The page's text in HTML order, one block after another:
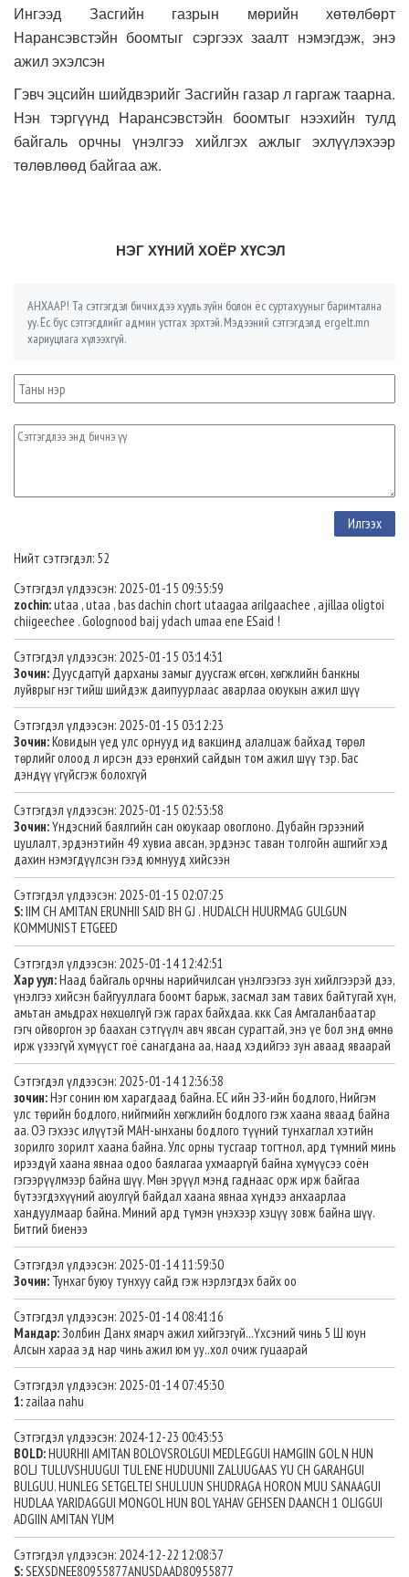
Ингээд Засгийн газрын мөрийн хөтөлбөрт
Нарансэвстэйн боомтыг сэргээх заалт нэмэгдэж, энэ
ажил эхэлсэн
Гэвч эцсийн шийдвэрийг Засгийн газар л гаргаж таарна.
Нэн тэргүүнд Нарансэвстэйн боомтыг нээхийн тулд
байгаль орчны үнэлгээ хийлгэх ажлыг эхлүүлэхээр
төлөвлөөд байгаа аж.
НЭГ ХҮНИЙ ХОЁР ХҮСЭЛ
АНХААР! Та сэтгэгдэл бичихдээ хууль зүйн болон ёс суртахууныг баримтална
уу. Ёс бус сэтгэгдлийг админ устгах эрхтэй. Мэдээний сэтгэгдэлд ergelt.mn
хариуцлага хүлээхгүй.
Нийт сэтгэгдэл: 52
Сэтгэгдэл үлдээсэн: 2025-01-15 09:35:59
zochin:utaa , utaa , bas dachin chort utaagaa arilgaachee , ajillaa oligtoi
chiigeechee . Golognood baij ydach umaa ene ESaid !
Сэтгэгдэл үлдээсэн: 2025-01-15 03:14:31
Зочин: Дуусдаггүй дарханы замыг дуусгаж өгсөн, хөгжлийн банкны
луйврыг нэг тийш шийдэж даипуурлаас аварлаа оюукын ажил шүү
Сэтгэгдэл үлдээсэн: 2025-01-15 03:12:23
Зочин:Ковидын үeд улс орнууд ид вакцинд алалцаж байхад төрөл
төрлийг олоод л ирсэн дээ eрөнхий сайдын том ажил шүү тэр. Бас
дэндүү үгүйсгэж болохгүй
Сэтгэгдэл үлдээсэн: 2025-01-15 02:53:58
Зочин:Үндэсний баялгийн сан оюукаар овоглоно. Дубайн гэрээний
цуцлалт, эрдэнэтийн 49 хувиа авсан, эрдэнэс таван толгойн ашгийг хэд
дахин нэмэгдүүлсэн гээд юмнууд хийсээн
Сэтгэгдэл үлдээсэн: 2025-01-15 02:07:25
S:IIM CH AMITAN ERUNHII SAID BH GJ . HUDALCH HUURMAG GULGUN
KOMMUNIST ETGEED
Сэтгэгдэл үлдээсэн: 2025-01-14 12:42:51
Хар уул:Наад байгаль орчны нарийчилсан үнэлгээгээ зун хийлгээрэй дээ,
үнэлгээ хийсэн байгууллага боомт барьж, засмал зам тавих байтугай хүн,
амьтан амьдрах нөхцөлгүй гэж гарах байхдаа. ккк Сая Амгаланбаатар
гэгч ойворгон эр баахан сэтгүүлч авч явсан сурагтай, энэ үе бол энд өмнө
ирж үзээгүй хүмүүст гоё санагдана аа, наад хэдийгээ зун аваад яваарай
Сэтгэгдэл үлдээсэн: 2025-01-14 12:36:38
зочин:Нэг сонин юм харагдаад байна. ЕС ийн ЭЗ-ийн бодлого, Нийгэм
улс төрийн бодлого, нийгмийн хөгжлийн бодлого гэж хаана яваад байна
аа. ОЭ гэхээс илүүтэй МАН-ынханы бодлого түүний тунхаглал хэтийн
зорилго зорилт хаана байна. Улс орны тусгаар тогтнол, ард түмний минь
ирээдүй хаана явнаа одоо баялагаа ухмааргүй байна хүмүүсээ соён
гэгээрүүлмээр байна шүү. Мөн эрүүл мэнд гаднаас орж ирж байгаа
бүтээгдэхүүний аюулгүй байдал хаана явнаа хүндээ анхаарлаа
хандуулмаар байна. Миний ард түмэн үнэхээр хэцүү зовж байна шүү.
Битгий биенээ
Сэтгэгдэл үлдээсэн: 2025-01-14 11:59:30
Зочин: Тунхаг буюу тунхуу сайд гэж нэрлэгдэх байх оо
Сэтгэгдэл үлдээсэн: 2025-01-14 08:41:16
Мандар:Золбин Данх ямарч ажил хийгээгүй...Үхсэний чинь 5 Ш юун
Алсын хараа эд нар чинь ажил юм уу..хол очиж гуцаарай
Сэтгэгдэл үлдээсэн: 2025-01-14 07:45:30
1: zailaa nahu
Сэтгэгдэл үлдээсэн: 2024-12-23 00:43:53
BOLD:HUURHII AMITAN BOLOVSROLGUI MEDLEGGUI HAMGIIN GOL N HUN
BOLJ TULUVSHUUGUI TUL ENE HUDUUNII ZALUUGAAS YU CH GARAHGUI
BULGUU. HUNLEG SETGELTEI SHULUUN SHUDRAGA HORON MUU SANAAGUI
HUDLAA YARIDAGGUI MONGOL HUN BOL YAHAV GEHSEN DAANCH 1 OLIGGUI
ADGIIN AMITAN YUM
Сэтгэгдэл үлдээсэн: 2024-12-22 12:08:37
S:SEXSDNEE80955877ANUSDAAD80955877